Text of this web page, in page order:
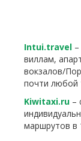
Intui.travel
виллам,
вокзалов/
почти любой
Kiwitaxi.ru –
маршрутов в